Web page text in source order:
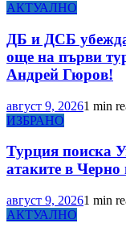
АКТУАЛНО
ДБ и ДСБ
още на първи
Андрей Гюров!
август 9, 20261 min
ИЗБРАНО
Турция поиска
атаките в Черно
август 9, 20261 min
АКТУАЛНО